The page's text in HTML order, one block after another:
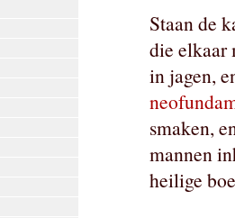
Staan de
die elkaar
in jagen,
smaken,
mannen
heilige